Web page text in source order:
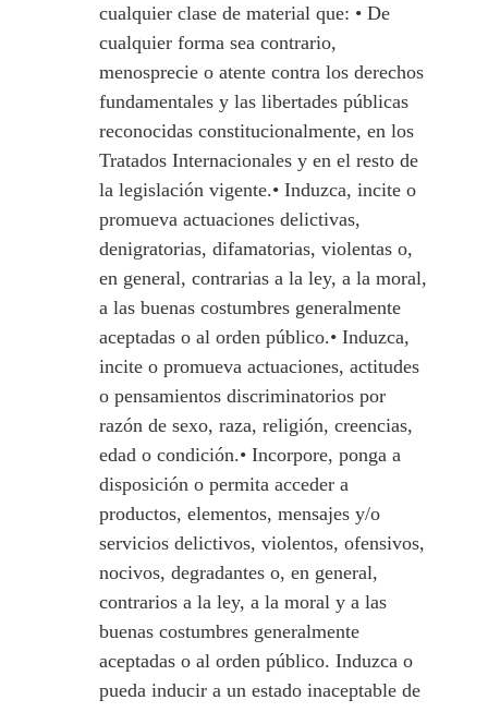
cualquier clase de material que: • De
cualquier forma sea contrario,
menosprecie o atente contra los derechos
fundamentales y las libertades públicas
reconocidas constitucionalmente, en los
Tratados Internacionales y en el resto de
la legislación vigente.• Induzca, incite o
promueva actuaciones delictivas,
denigratorias, difamatorias, violentas o,
en general, contrarias a la ley, a la moral,
a las buenas costumbres generalmente
aceptadas o al orden público.• Induzca,
incite o promueva actuaciones, actitudes
o pensamientos discriminatorios por
razón de sexo, raza, religión, creencias,
edad o condición.• Incorpore, ponga a
disposición o permita acceder a
productos, elementos, mensajes y/o
servicios delictivos, violentos, ofensivos,
nocivos, degradantes o, en general,
contrarios a la ley, a la moral y a las
buenas costumbres generalmente
aceptadas o al orden público. Induzca o
pueda inducir a un estado inaceptable de